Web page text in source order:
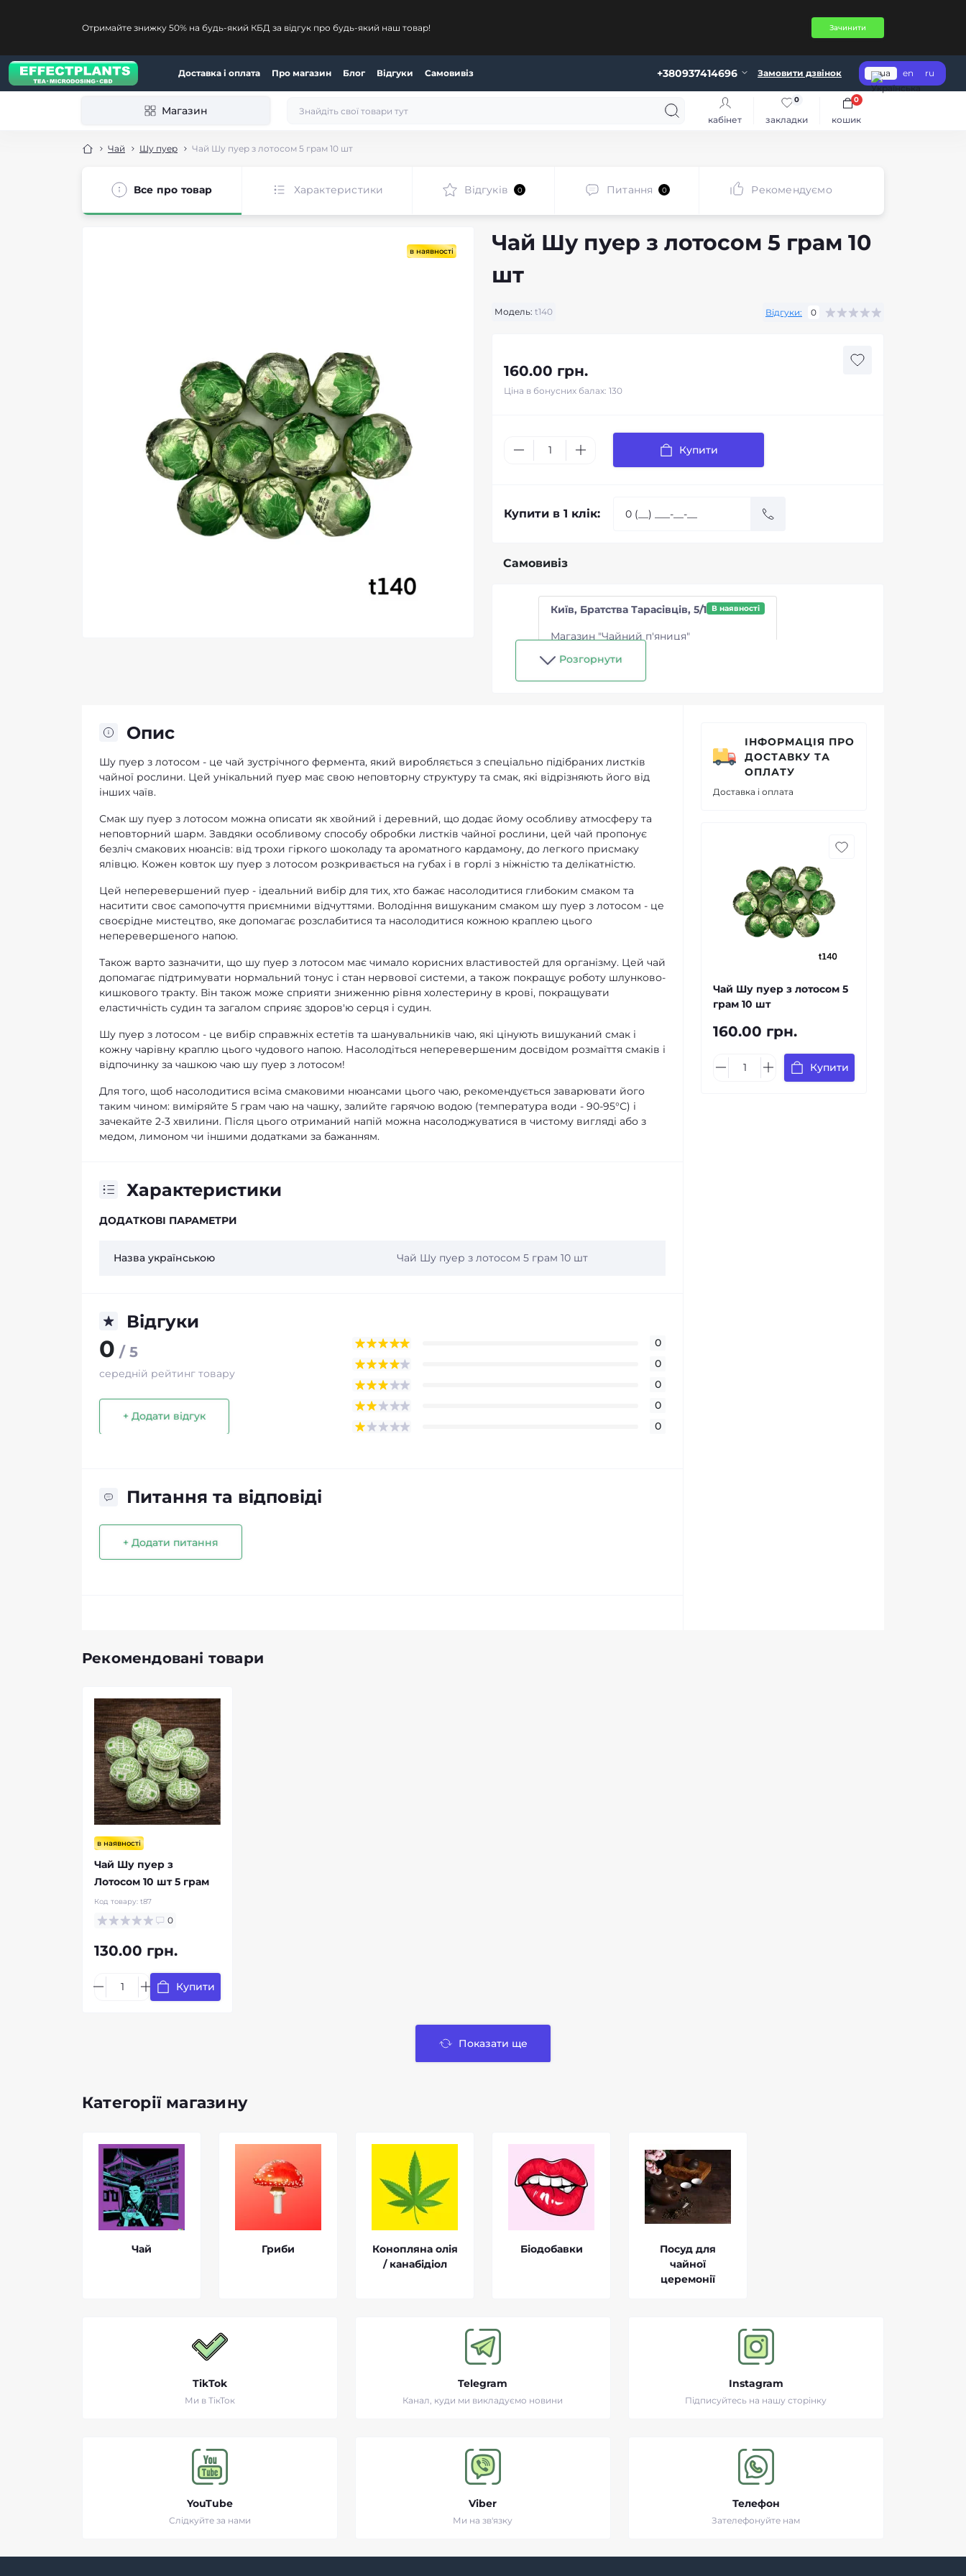
Отримайте знижку 50% на будь-який КБД за відгук про будь-який наш товар! Зачинити
Доставка і оплата Про магазин Блог Відгуки Самовивіз +380937414696 Замовити дзвінок ua en ru
Магазин
кабінет закладки
0
кошик
0
Чай Шу пуер Чай Шу пуер з лотосом 5 грам 10 шт
Все про товар Характеристики Відгуків 0 Питання 0 Рекомендуємо
в наявності
Чай Шу пуер з лотосом 5 грам 10
шт
Модель: t140 Відгуки: 0
160.00 грн.
Ціна в бонусних балах: 130
Купити
Купити в 1 клік:
Самовивіз
Київ, Братства Тарасівців, 5/1 В наявності
Магазин "Чайний п'яниця"
Розгорнути
Опис
Шу пуер з лотосом - це чай зустрічного фермента, який виробляється з спеціально підібраних листків
чайної рослини. Цей унікальний пуер має свою неповторну структуру та смак, які відрізняють його від
інших чаїв.
Смак шу пуер з лотосом можна описати як хвойний і деревний, що додає йому особливу атмосферу та
неповторний шарм. Завдяки особливому способу обробки листків чайної рослини, цей чай пропонує
безліч смакових нюансів: від трохи гіркого шоколаду та ароматного кардамону, до легкого присмаку
ялівцю. Кожен ковток шу пуер з лотосом розкривається на губах і в горлі з ніжністю та делікатністю.
Цей неперевершений пуер - ідеальний вибір для тих, хто бажає насолодитися глибоким смаком та
наситити своє самопочуття приємними відчуттями. Володіння вишуканим смаком шу пуер з лотосом - це
своєрідне мистецтво, яке допомагає розслабитися та насолодитися кожною краплею цього
неперевершеного напою.
Також варто зазначити, що шу пуер з лотосом має чимало корисних властивостей для організму. Цей чай
допомагає підтримувати нормальний тонус і стан нервової системи, а також покращує роботу шлунково-
кишкового тракту. Він також може сприяти зниженню рівня холестерину в крові, покращувати
еластичність судин та загалом сприяє здоров'ю серця і судин.
Шу пуер з лотосом - це вибір справжніх естетів та шанувальників чаю, які цінують вишуканий смак і
кожну чарівну краплю цього чудового напою. Насолодіться неперевершеним досвідом розмаїття смаків і
відпочинку за чашкою чаю шу пуер з лотосом!
Для того, щоб насолодитися всіма смаковими нюансами цього чаю, рекомендується заварювати його
таким чином: виміряйте 5 грам чаю на чашку, залийте гарячою водою (температура води - 90-95°С) і
зачекайте 2-3 хвилини. Після цього отриманий напій можна насолоджуватися в чистому вигляді або з
медом, лимоном чи іншими додатками за бажанням.
Характеристики
ДОДАТКОВІ ПАРАМЕТРИ
Назва українською Чай Шу пуер з лотосом 5 грам 10 шт
Відгуки
0 / 5
середній рейтинг товару
+ Додати відгук
0
0
0
0
0
Питання та відповіді
+ Додати питання
ІНФОРМАЦІЯ ПРО
ДОСТАВКУ ТА
ОПЛАТУ
Доставка і оплата
Чай Шу пуер з лотосом 5
грам 10 шт
160.00 грн.
Купити
Рекомендовані товари
в наявності
Чай Шу пуер з
Лотосом 10 шт 5 грам
Код товару: t87
0
130.00 грн.
Купити
Показати ще
Категорії магазину
Чай Гриби
Конопляна олія
/ канабідіол
Біодобавки
Посуд для
чайної
церемонії
TikTok
Ми в ТікТок
Telegram
Канал, куди ми викладуємо новини
Instagram
Підписуйтесь на нашу сторінку
YouTube
Слідкуйте за нами
Viber
Ми на зв'язку
Телефон
Зателефонуйте нам